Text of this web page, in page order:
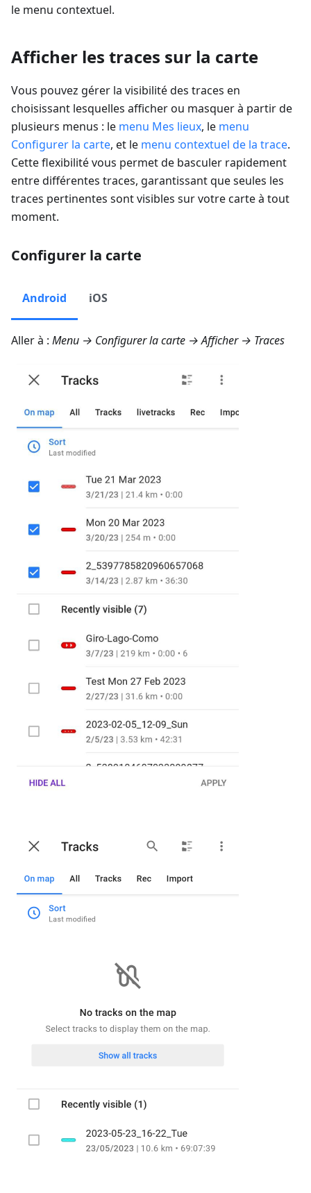
le menu contextuel.
Afficher les traces sur la carte
Vous pouvez gérer la visibilité des traces en
choisissant lesquelles afficher ou masquer à partir de
plusieurs menus : le menu Mes lieux, le menu
Configurer la carte, et le menu contextuel de la trace.
Cette flexibilité vous permet de basculer rapidement
entre différentes traces, garantissant que seules les
traces pertinentes sont visibles sur votre carte à tout
moment.
Configurer la carte
Android iOS
Aller à : Menu → Configurer la carte → Afficher → Traces